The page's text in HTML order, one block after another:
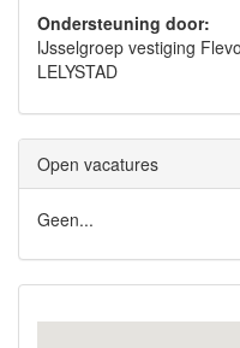
Ondersteuning door:
IJsselgroep vestiging
LELYSTAD
Open vacatures
Geen...